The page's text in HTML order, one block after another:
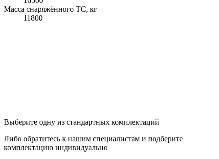
Масса снаряжённого ТС, кг
11800
Выберите одну из стандартных комплектаций
Либо обратитесь к нашим специалистам и подберите
комплектацию индивидуально